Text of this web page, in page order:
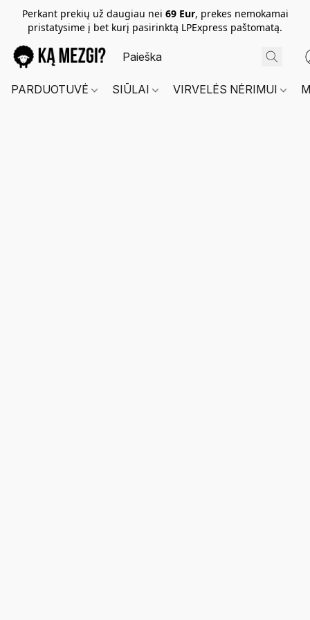
Perkant prekių už daugiau nei 69 Eur, prekes nemokamai
pristatysime į bet kurį pasirinktą LPExpress paštomatą.
PARDUOTUVĖ SIŪLAI VIRVELĖS NĖRIMUI